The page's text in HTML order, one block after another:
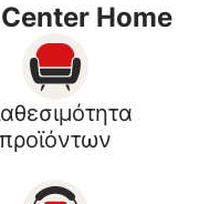
Center Home
προϊόντων